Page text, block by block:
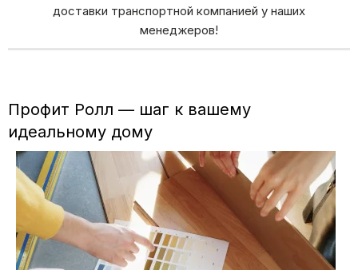
доставки транспортной компанией у наших
менеджеров!
Профит Ролл — шаг к вашему
идеальному дому